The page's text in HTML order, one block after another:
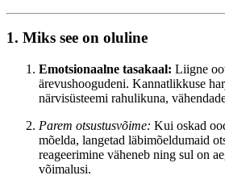
1. Miks see on oluline
Emotsionaalne tasakaal: Liigne
ärevushoogudeni. Kannatlikkuse
närvisüsteemi rahulikuna,
Parem otsustusvõime: Kui oskad
mõelda, langetad läbimõeldumaid
reageerimine väheneb ning sul on
võimalusi.